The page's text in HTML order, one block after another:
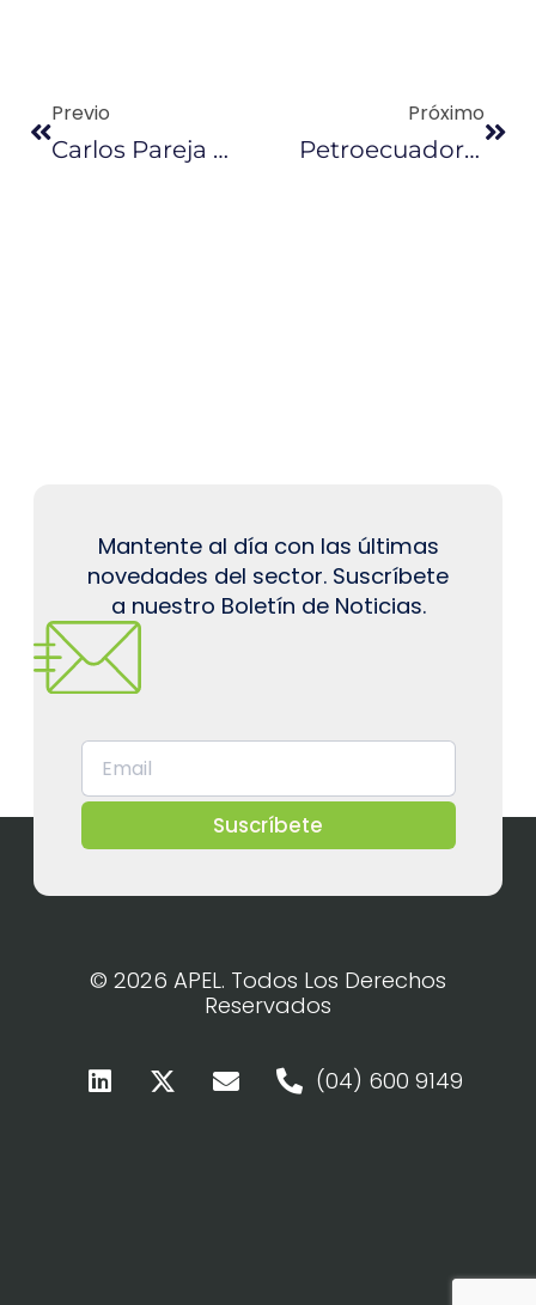
Previo
Carlos Pareja Yannuzzelli Recibe Sobreseimiento En Caso De Peculado En Petroecuador
Próximo
Petroecuador Sigue En Su Intento Por Ganar Más Por Su Petróleo
Mantente al día con las últimas
novedades del sector. Suscríbete
a nuestro Boletín de Noticias.
Suscríbete
© 2026 APEL. Todos Los Derechos
Reservados
(04) 600 9149